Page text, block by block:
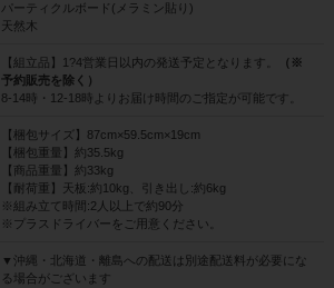
パーティクルボード(メラミン貼り)
天然木
【組立品】1?4営業日以内の発送予定となります。
（※
予約販売を除く）
8-14時・12-18時よりお届け時間のご指定が可能です。
【梱包サイズ】87cm×59.5cm×19cm
【梱包重量】約35.5kg
【商品重量】約33kg
【耐荷重】天板:約10kg、引き出し:約6kg
※組み立て時間:2人以上で約90分
※プラスドライバーをご用意ください。
▼沖縄・北海道・離島への配送は別途配送料が必要にな
る場合がございます